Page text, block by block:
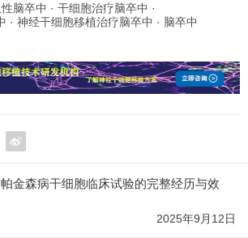
脑卒中 · 干细胞治疗脑卒中 ·
· 神经干细胞移植治疗脑卒中 · 脑卒中
金森病干细胞临床试验的完整经历与效
2025年9月12日